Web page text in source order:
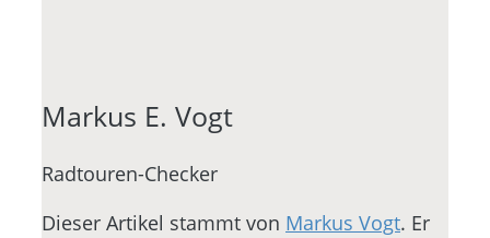
Markus E. Vogt
Radtouren-Checker
Dieser Artikel stammt von Markus Vogt. Er